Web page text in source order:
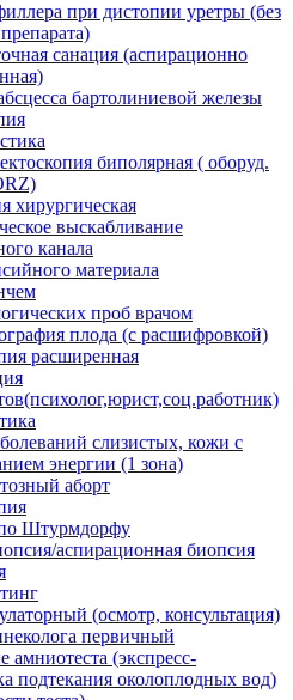
при дистопии уретры (без
санация (аспирационно
бартолиниевой железы
биполярная ( оборуд.
хирургическая
выскабливание
канала
материала
проб врачом
плода (с расшифровкой)
расширенная
слизистых, кожи с
энергии (1 зона)
аборт
Штурмдорфу
аспирационная биопсия
(осмотр, консультация)
первичный
амниотеста (экспресс-
подтекания околоплодных вод)